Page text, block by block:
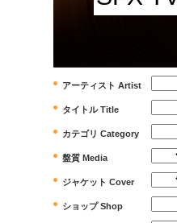
アーティスト Artist
タイトル Title
カテゴリ Category
盤質 Media
ジャケット Cover
ショップ Shop